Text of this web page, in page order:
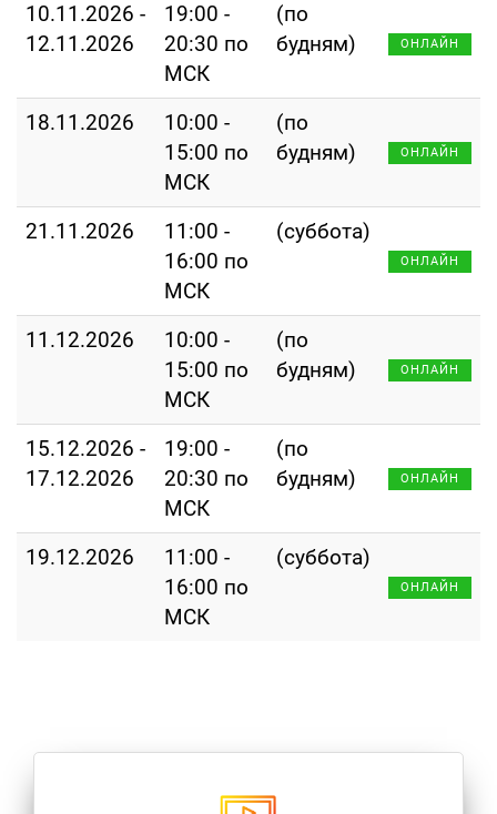
10.11.2026 -
12.11.2026
19:00 -
20:30 по
МСК
(по
будням)
ОНЛАЙН
18.11.2026
10:00 -
15:00 по
МСК
(по
будням)
ОНЛАЙН
21.11.2026
11:00 -
16:00 по
МСК
(суббота)
ОНЛАЙН
11.12.2026
10:00 -
15:00 по
МСК
(по
будням)
ОНЛАЙН
15.12.2026 -
17.12.2026
19:00 -
20:30 по
МСК
(по
будням)
ОНЛАЙН
19.12.2026
11:00 -
16:00 по
МСК
(суббота)
ОНЛАЙН